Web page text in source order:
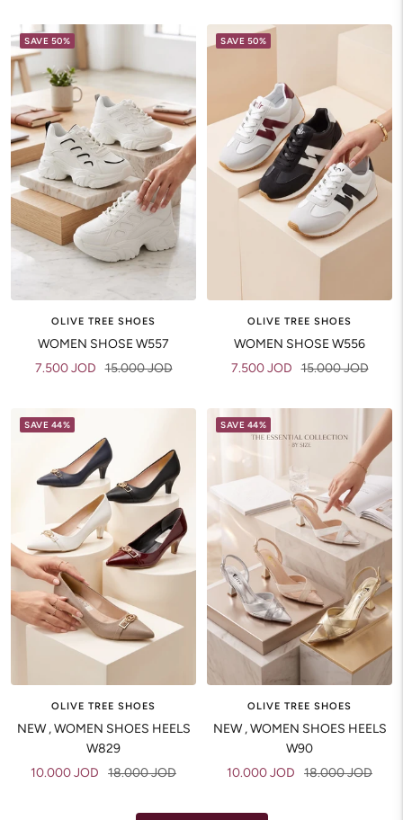
SAVE 50%
OLIVE TREE SHOES
WOMEN SHOSE W557
Sale
7.500 JOD Regular
15.000 JOD
SAVE 50%
OLIVE TREE SHOES
WOMEN SHOSE W556
Sale
7.500 JOD Regular
15.000 JOD
SAVE 44%
OLIVE TREE SHOES
NEW , WOMEN SHOES HEELS
W829
Sale
10.000 JOD
Regular
18.000 JOD
SAVE 44%
OLIVE TREE SHOES
NEW , WOMEN SHOES HEELS
W90
Sale
10.000 JOD
Regular
18.000 JOD